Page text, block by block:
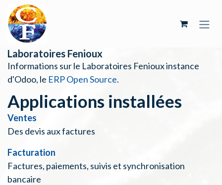
Se rendre au contenu
Laboratoires Fenioux
Informations sur le Laboratoires Fenioux instance
d'Odoo, le ERP Open Source.
Applications installées
Ventes
Des devis aux factures
Facturation
Factures, paiements, suivis et synchronisation
bancaire